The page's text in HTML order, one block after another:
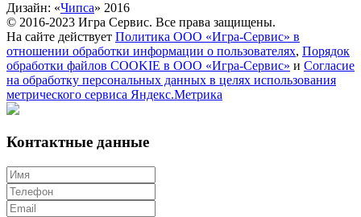
Дизайн: «Чипса» 2016
© 2016-2023 Игра Сервис. Все права защищены.
На сайте действует Политика ООО «Игра-Сервис» в
отношении обработки информации о пользователях, Порядок
обработки файлов COOKIE в ООО «Игра-Сервис» и Согласие
на обработку персональных данных в целях использования
метрического сервиса Яндекс.Метрика
Контактные данные